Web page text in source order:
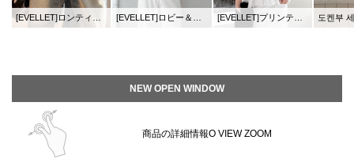
[EVELLET]ロンティエボルドスクエアベルト [EVELLET]ロビー＆ゴルジ＆フラワーボタン紐スリブリス [EVELLET]プリンティレースキャップナッシュ 도켄부 세미
NEW OPEN WINDOW
商品の詳細情報O VIEW ZOOM